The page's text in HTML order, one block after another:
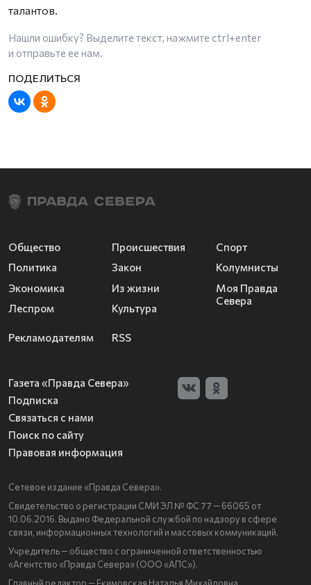
талантов.
Нашли ошибку? Выделите текст, нажмите ctrl+enter
и отправьте ее нам.
Общество
Политика
Экономика
Леспром
Происшествия
Закон
Из жизни
Культура
Спорт
Колумнисты
Моя Правда
Севера
Рекламодателям RSS
Газета «Правда Севера»
Подписка
Связаться с нами
Поиск по сайту
Правовая информация
Сетевое издание «Правда Севера».
Свидетельство о регистрации СМИ ЭЛ № ФС 77 — 66065 от
10.06.2016. Выдано Федеральной службой по надзору в сфере
связи, информационных технологий и массовых коммуникаций.
Учредитель — общество с ограниченной ответственностью
«Агентство «Правда Севера» (ООО «АПС»).
Главный редактор — Екимовская Наталья Михайловна